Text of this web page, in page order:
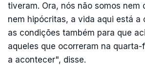
tiveram. Ora, nós não somos nem
nem hipócritas, a vida aqui está a
as condições também para que
aqueles que ocorreram na
a acontecer", disse.